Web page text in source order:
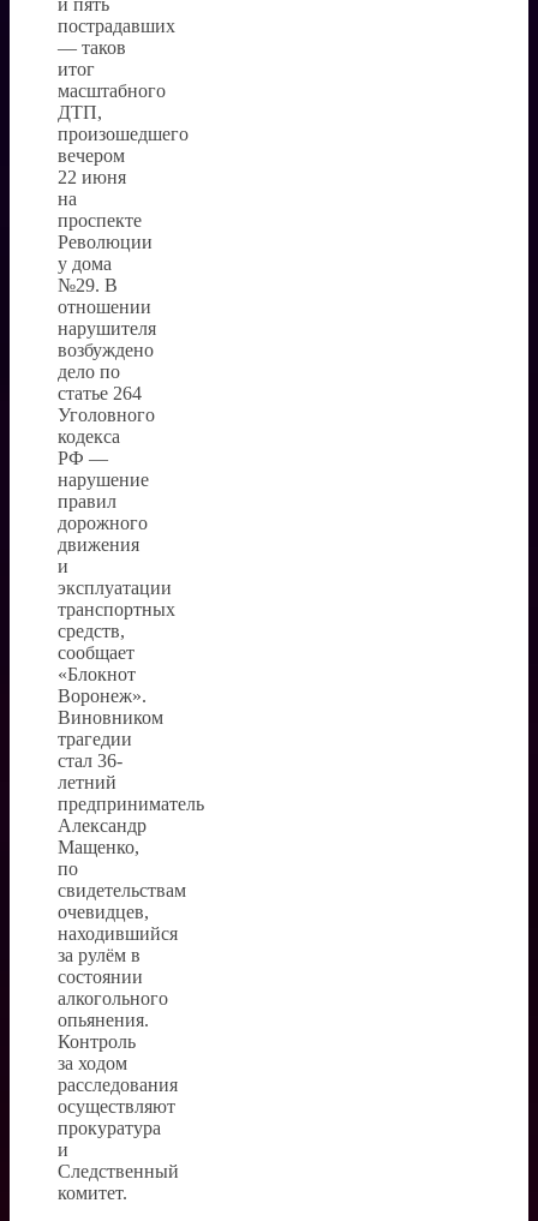
пострадавших
— таков
итог
масштабного
ДТП,
произошедшего
вечером
22 июня
на
проспекте
Революции
у дома
№29. В
отношении
нарушителя
возбуждено
дело по
статье 264
Уголовного
кодекса
РФ —
нарушение
правил
дорожного
движения
и
эксплуатации
транспортных
средств,
сообщает
«Блокнот
Воронеж».
Виновником
трагедии
стал 36-
летний
предприниматель
Александр
Мащенко,
по
свидетельствам
очевидцев,
находившийся
за рулём в
состоянии
алкогольного
опьянения.
Контроль
за ходом
расследования
осуществляют
прокуратура
и
Следственный
комитет.